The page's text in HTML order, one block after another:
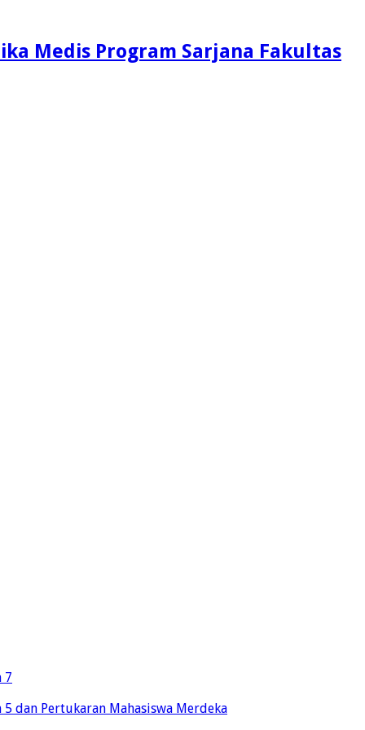
Medis Program Sarjana Fakultas
7
dan Pertukaran Mahasiswa Merdeka